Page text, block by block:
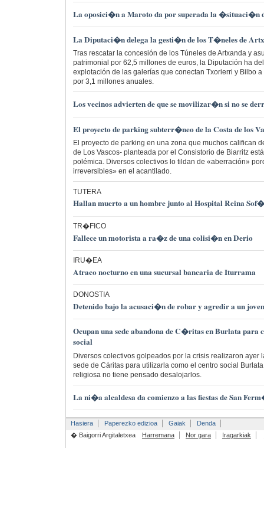
La oposici�n a Maroto da por superada la �situaci�n
La Diputaci�n delega la gesti�n de los T�neles de
Tras rescatar la concesión de los Túneles de Artxanda y
patrimonial por 62,5 millones de euros, la Diputación ha
explotación de las galerías que conectan Txorierri y Bilbo
por 3,1 millones anuales.
Los vecinos advierten de que se movilizar�n si no se
El proyecto de parking subterr�neo de la Costa de los
El proyecto de parking en una zona que muchos califican
de Los Vascos- planteada por el Consistorio de Biarritz
polémica. Diversos colectivos lo tildan de «aberración»
irreversibles» en el acantilado.
TUTERA
Hallan muerto a un hombre junto al Hospital Reina
TR�FICO
Fallece un motorista a ra�z de una colisi�n en Derio
IRU�EA
Atraco nocturno en una sucursal bancaria de Iturrama
DONOSTIA
Detenido bajo la acusaci�n de robar y agredir a un joven
Ocupan una sede abandona de C�ritas en Burlata para
social
Diversos colectivos golpeados por la crisis realizaron ayer
sede de Cáritas para utilizarla como el centro social
religiosa no tiene pensado desalojarlos.
La ni�a alcaldesa da comienzo a las fiestas de San
Hasiera Paperezko edizioa Gaiak
Denda
� Baigorri Argitaletxea
Harremana Nor gara Iragarkiak